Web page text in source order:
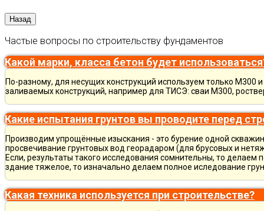
Частые вопросы по строительству фундаментов
Какой марки, класса бетон будет
По-разному, для несущих конструкций используем только М300
заливаемых конструкций, например для ТИСЭ: сваи М300,
Какие испытания грунтов вы проводите перед
Производим упрощённые изыскания - это бурение одной
просвечивание грунтовых вод георадаром (для брусовых и
Если, результаты такого исследования сомнительны, то
здание тяжелое, то изначально делаем полное иследование
Какая техника используется при строительстве?